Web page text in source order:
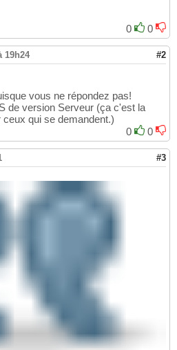
0
0
19h24 #2
vous ne répondez pas!
de version Serveur (ça c'est la
qui se demandent.)
0
0
#3